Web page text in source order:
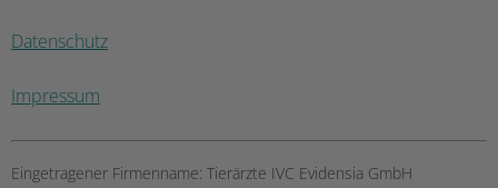
Datenschutz
Impressum
Eingetragener Firmenname: Tierärzte IVC Evidensia GmbH